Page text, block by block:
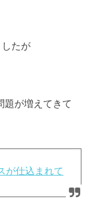
たが
題が増えてきて
が仕込まれて